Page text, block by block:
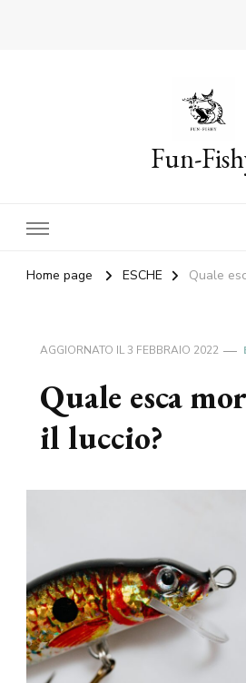
Fun-
Home page ESCHE Quale
AGGIORNATO IL3 FEBBRAIO 2022
Quale esca
il luccio?